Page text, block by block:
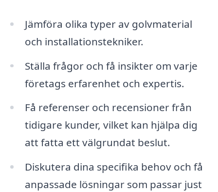
Jämföra olika typer av golvmaterial
och installationstekniker.
Ställa frågor och få insikter om varje
företags erfarenhet och expertis.
Få referenser och recensioner från
tidigare kunder, vilket kan hjälpa dig
att fatta ett välgrundat beslut.
Diskutera dina specifika behov och få
anpassade lösningar som passar just